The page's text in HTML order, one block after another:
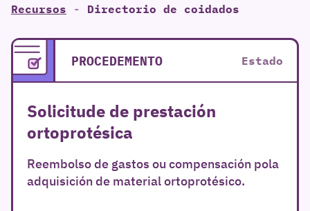
Recursos - Directorio de coidados
PROCEDEMENTO Estado
Solicitude de prestación
ortoprotésica
Reembolso de gastos ou compensación pola
adquisición de material ortoprotésico.